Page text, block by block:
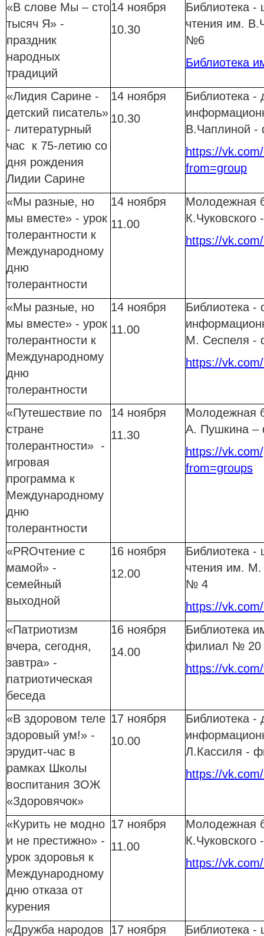
«В слове Мы – сто
тысяч Я» -
праздник
народных
традиций
14 ноября
10.30
Библиотека -
чтения им.
№6
Библиотека
«Лидия Сарине -
детский писатель»
- литературный
час к 75-летию со
дня рождения
Лидии Сарине
14 ноября
10.30
Библиотека -
В.Чаплиной
https://
from=group
«Мы разные, но
мы вместе» - урок
толерантности к
Международному
дню
толерантности
14 ноября
11.00
Молодежная
https://
«Мы разные, но
мы вместе» - урок
толерантности к
Международному
дню
толерантности
14 ноября
11.00
Библиотека -
М. Сеспеля -
https://
«Путешествие по
стране
толерантности» -
игровая
программа к
Международному
дню
толерантности
14 ноября
11.30
Молодежная
А. Пушкина
https://
from=groups
«PROчтение с
мамой» -
семейный
выходной
16 ноября
12.00
Библиотека -
чтения им.
№ 4
https://
«Патриотизм
вчера, сегодня,
завтра» -
патриотическая
беседа
16 ноября
14.00
Библиотека
филиал № 20
https://
«В здоровом теле
здоровый ум!» -
эрудит-час в
рамках Школы
воспитания ЗОЖ
«Здоровячок»
17 ноября
10.00
Библиотека -
Л.Кассиля -
https://
«Курить не модно
и не престижно» -
урок здоровья к
Международному
дню отказа от
курения
17 ноября
11.00
Молодежная
https://
«Дружба народов 17 ноября Библиотека -